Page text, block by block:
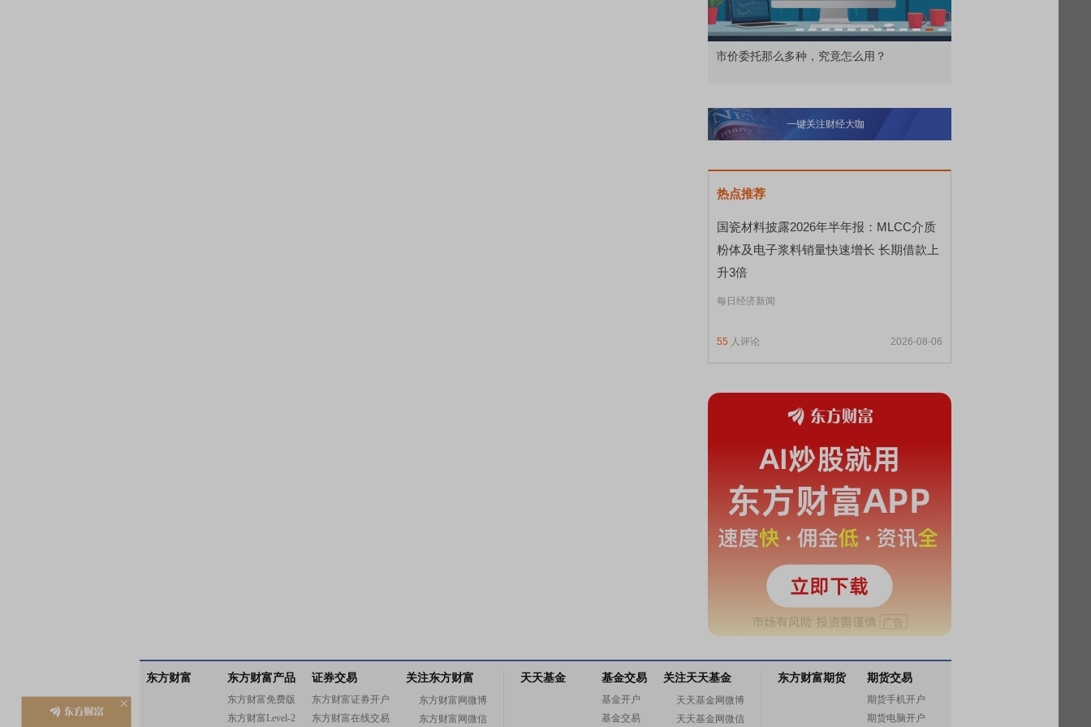
市价委托那么多种，究竟怎么用？
一键关注财经大咖
热点推荐
国瓷材料披露2026年半年报：MLCC介质
粉体及电子浆料销量快速增长 长期借款上
升3倍
每日经济新闻
55 人评论 2026-08-06
东方财富 东方财富产品
东方财富免费版
东方财富Level-2
证券交易
东方财富证券开户
东方财富在线交易
关注东方财富
东方财富网微博
东方财富网微信
天天基金 基金交易
基金开户
基金交易
关注天天基金
天天基金网微博
天天基金网微信
东方财富期货 期货交易
期货手机开户
期货电脑开户